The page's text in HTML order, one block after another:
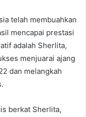
telah membuahkan
mencapai prestasi
adalah Sherlita,
menjuarai ajang
dan melangkah
berkat Sherlita,